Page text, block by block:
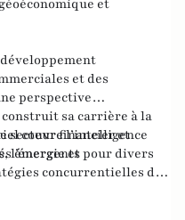
et
et des
perspective
sa carrière à la
secteur financier et
émergents pour divers
couvre l’intelligence
l’énergie et
concurrentielles des
Ingénieur de l’ISAE-
master de l’École